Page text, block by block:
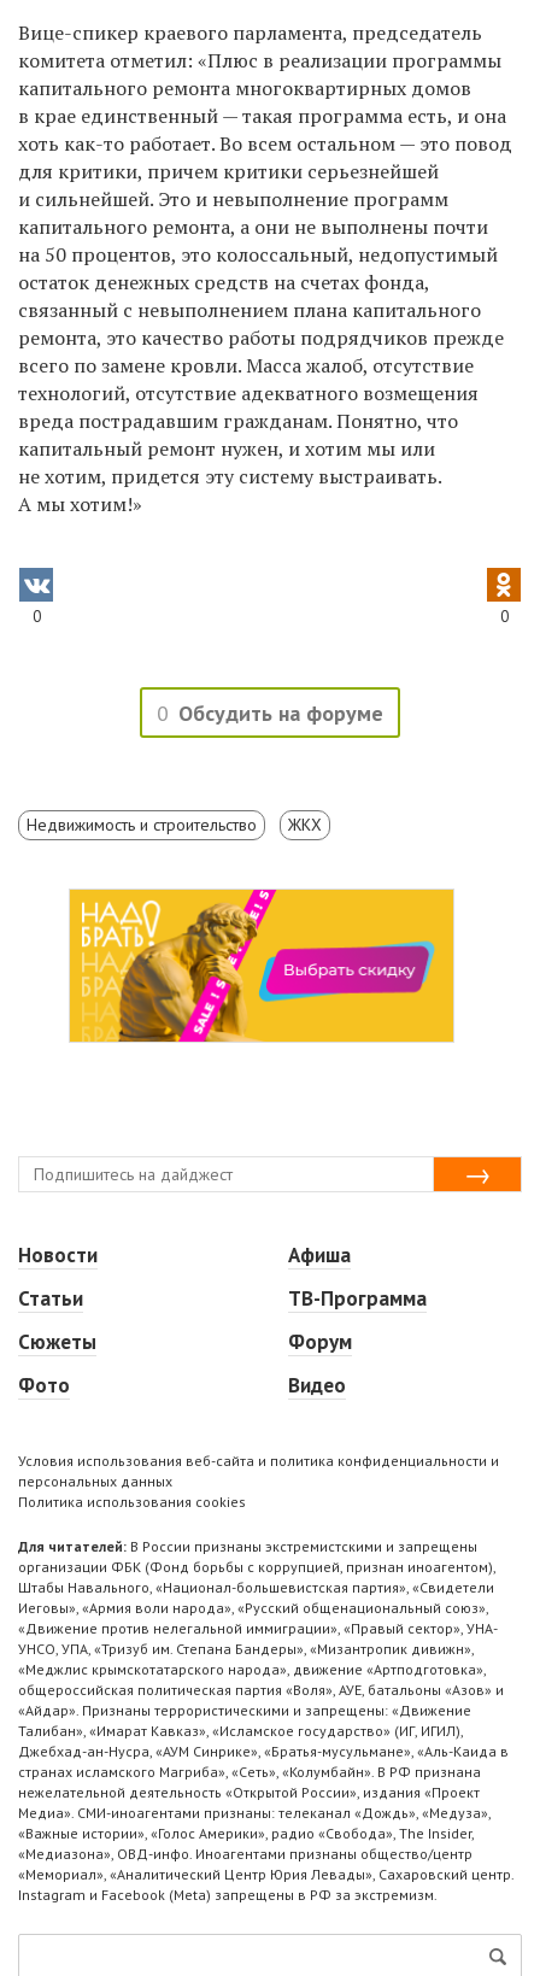
Вице-спикер краевого парламента, председатель
комитета отметил: «Плюс в реализации программы
капитального ремонта многоквартирных домов
в крае единственный — такая программа есть, и она
хоть как-то работает. Во всем остальном — это повод
для критики, причем критики серьезнейшей
и сильнейшей. Это и невыполнение программ
капитального ремонта, а они не выполнены почти
на 50 процентов, это колоссальный, недопустимый
остаток денежных средств на счетах фонда,
связанный с невыполнением плана капитального
ремонта, это качество работы подрядчиков прежде
всего по замене кровли. Масса жалоб, отсутствие
технологий, отсутствие адекватного возмещения
вреда пострадавшим гражданам. Понятно, что
капитальный ремонт нужен, и хотим мы или
не хотим, придется эту систему выстраивать.
А мы хотим!»
0 0
0 Обсудить на форуме
Недвижимость и строительство ЖКХ
Новости
Статьи
Сюжеты
Фото
Афиша
ТВ-Программа
Форум
Видео
Условия использования веб-сайта и политика конфиденциальности и
персональных данных
Политика использования cookies
Для читателей: В России признаны экстремистскими и запрещены
организации ФБК (Фонд борьбы с коррупцией, признан иноагентом),
Штабы Навального, «Национал-большевистская партия», «Свидетели
Иеговы», «Армия воли народа», «Русский общенациональный союз»,
«Движение против нелегальной иммиграции», «Правый сектор», УНА-
УНСО, УПА, «Тризуб им. Степана Бандеры», «Мизантропик дивижн»,
«Меджлис крымскотатарского народа», движение «Артподготовка»,
общероссийская политическая партия «Воля», АУЕ, батальоны «Азов» и
«Айдар». Признаны террористическими и запрещены: «Движение
Талибан», «Имарат Кавказ», «Исламское государство» (ИГ, ИГИЛ),
Джебхад-ан-Нусра, «АУМ Синрике», «Братья-мусульмане», «Аль-Каида в
странах исламского Магриба», «Сеть», «Колумбайн». В РФ признана
нежелательной деятельность «Открытой России», издания «Проект
Медиа». СМИ-иноагентами признаны: телеканал «Дождь», «Медуза»,
«Важные истории», «Голос Америки», радио «Свобода», The Insider,
«Медиазона», ОВД-инфо. Иноагентами признаны общество/центр
«Мемориал», «Аналитический Центр Юрия Левады», Сахаровский центр.
Instagram и Facebook (Metа) запрещены в РФ за экстремизм.